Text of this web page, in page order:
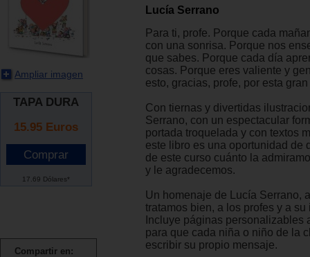
Ampliar imagen
TAPA DURA
15.95 Euros
17.69 Dólares*
Compartir en:
Lucía Serrano
Para ti, profe. Porque cada
con una sonrisa. Porque nos
que sabes. Porque cada día
cosas. Porque eres valiente y
esto, gracias, profe, por esta
Con tiernas y divertidas
Serrano, con un espectacular
portada troquelada y con textos
este libro es una oportunidad de
de este curso cuánto la
y le agradecemos.
Un homenaje de Lucía Serrano,
tratamos bien, a los profes y a su
Incluye páginas personalizables
para que cada niña o niño de la
escribir su propio mensaje.